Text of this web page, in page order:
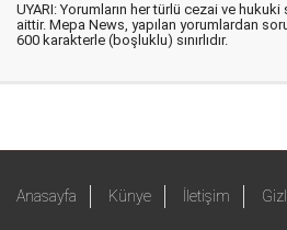
UYARI: Yorumların her türlü cezai ve
aittir. Mepa News, yapılan yorumlardan
600 karakterle (boşluklu) sınırlıdır.
Anasayfa Künye İletişim